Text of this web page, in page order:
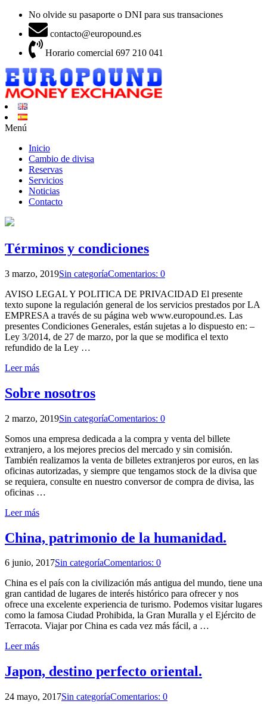
No olvide su pasaporte o DNI para sus transaciones
contacto@europound.es
Horario comercial 697 210 041
Menú
Inicio
Cambio de divisa
Reservas
Servicios
Noticias
Contacto
Términos y condiciones
3 marzo, 2019Sin categoríaComentarios: 0
AVISO LEGAL Y POLITICA DE PRIVACIDAD El presente
texto supone la regulación general de los servicios prestados por LA
EMPRESA a través de su página web www.europound.es. Las
presentes Condiciones Generales, están sujetas a lo dispuesto en: –
Ley 3/2014, de 27 de marzo, por la que se modifica el texto
refundido de la Ley …
Leer más
Sobre nosotros
2 marzo, 2019Sin categoríaComentarios: 0
Somos una empresa dedicada a la compra y venta del billete
extranjero, a los mejores precios del mercado y sin comisión.
También realizamos la venta de billetes extranjeros por euros, en las
oficinas autorizadas, y siempre que tengamos stock de la divisa que
se requiera, consulte en nuestro conversor de compra de divisa, las
oficinas …
Leer más
China, patrimonio de la humanidad.
6 junio, 2017Sin categoríaComentarios: 0
China es el país con la civilización más antigua del mundo, tiene una
gran cantidad de lugares de interés histórico para ofrecer y nos
ofrece una excelente experiencia de turismo. Podemos visitar lugares
como la famosa Ciudad Prohibida, la Gran Muralla y el Ejército de
Terracota. Viajar por China es cada vez más fácil, a …
Leer más
Japon, destino perfecto oriental.
24 mayo, 2017Sin categoríaComentarios: 0